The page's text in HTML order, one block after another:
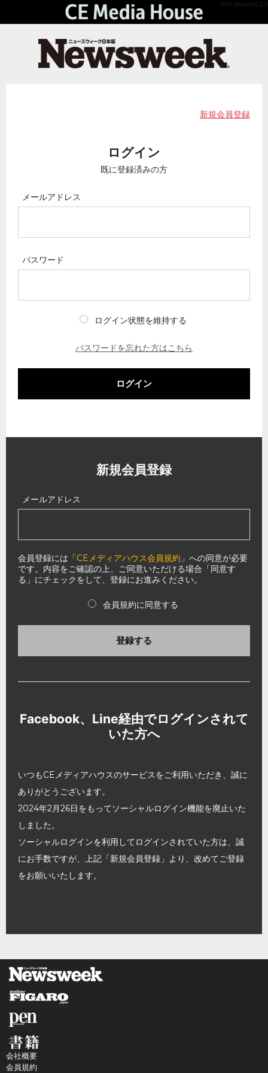
API Version 2.0
新規会員登録
ログイン
既に登録済みの方
メールアドレス
パスワード
ログイン状態を維持する
パスワードを忘れた方はこちら
ログイン
新規会員登録
メールアドレス
会員登録には「CEメディアハウス会員規約 」への同意が必要
です。内容をご確認の上、ご同意いただける場合「同意す
る」にチェックをして、登録にお進みください。
会員規約に同意する
登録する
Facebook、Line経由でログインされて
いた方へ
いつもCEメディアハウスのサービスをご利用いただき、誠に
ありがとうございます。
2024年2月26日をもってソーシャルログイン機能を廃止いた
しました。
ソーシャルログインを利用してログインされていた方は、誠
にお手数ですが、上記「新規会員登録」より、改めてご登録
をお願いいたします。
会社概要
会員規約